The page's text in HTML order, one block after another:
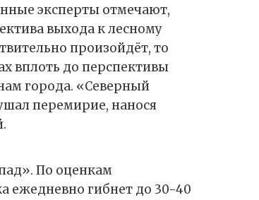
эксперты отмечают,
выхода к лесному
произойдёт, то
вплоть до перспективы
города. «Северный
перемирие, нанося
По оценкам
ежедневно гибнет до 30-40